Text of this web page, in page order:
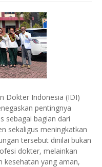
Dokter Indonesia (IDI)
pentingnya
sebagai bagian dari
sekaligus meningkatkan
tersebut dinilai bukan
dokter, melainkan
kesehatan yang aman,